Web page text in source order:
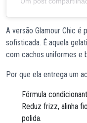
A versão Glamour Chic é
sofisticada. É aquela
com cachos uniformes e
Por que ela entrega um
Fórmula
Reduz frizz, alinha
polida.